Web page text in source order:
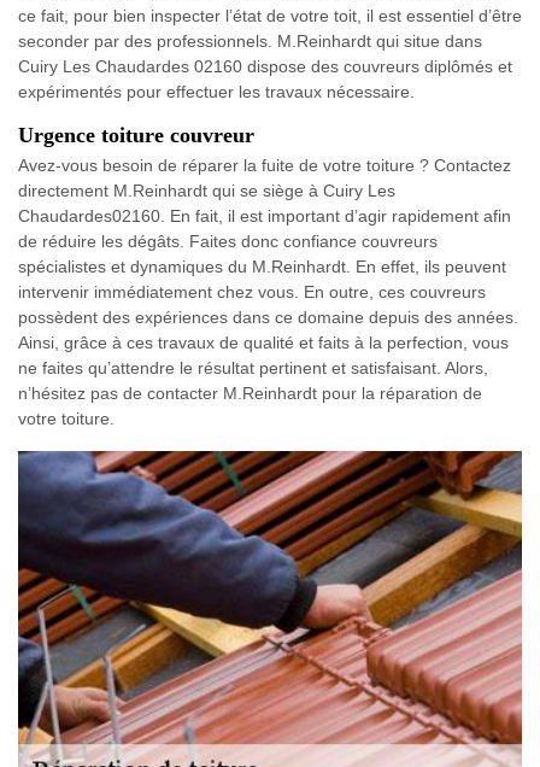
ce fait, pour bien inspecter l’état de votre toit, il est essentiel d’être
seconder par des professionnels. M.Reinhardt qui situe dans
Cuiry Les Chaudardes 02160 dispose des couvreurs diplômés et
expérimentés pour effectuer les travaux nécessaire.
Urgence toiture couvreur
Avez-vous besoin de réparer la fuite de votre toiture ? Contactez
directement M.Reinhardt qui se siège à Cuiry Les
Chaudardes02160. En fait, il est important d’agir rapidement afin
de réduire les dégâts. Faites donc confiance couvreurs
spécialistes et dynamiques du M.Reinhardt. En effet, ils peuvent
intervenir immédiatement chez vous. En outre, ces couvreurs
possèdent des expériences dans ce domaine depuis des années.
Ainsi, grâce à ces travaux de qualité et faits à la perfection, vous
ne faites qu’attendre le résultat pertinent et satisfaisant. Alors,
n’hésitez pas de contacter M.Reinhardt pour la réparation de
votre toiture.